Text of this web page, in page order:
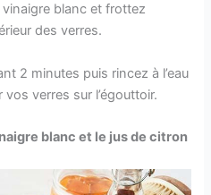
blanc et frottez
des verres.
2 minutes puis rincez à l’eau
verres sur l’égouttoir.
blanc et le jus de citron